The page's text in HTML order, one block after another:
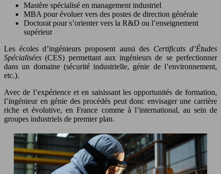
Mastère spécialisé en management industriel
MBA pour évoluer vers des postes de direction générale
Doctorat pour s’orienter vers la R&D ou l’enseignement
supérieur
Les écoles d’ingénieurs proposent aussi des Certificats d’Études
Spécialisées (CES) permettant aux ingénieurs de se perfectionner
dans un domaine (sécurité industrielle, génie de l’environnement,
etc.).
Avec de l’expérience et en saisissant les opportunités de formation,
l’ingénieur en génie des procédés peut donc envisager une carrière
riche et évolutive, en France comme à l’international, au sein de
groupes industriels de premier plan.